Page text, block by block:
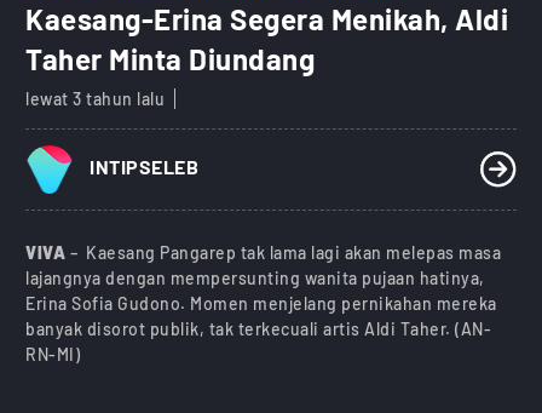
Kaesang-Erina Segera Menikah, Aldi
Taher Minta Diundang
lewat 3 tahun lalu
INTIPSELEB
VIVA – Kaesang Pangarep tak lama lagi akan melepas masa
lajangnya dengan mempersunting wanita pujaan hatinya,
Erina Sofia Gudono. Momen menjelang pernikahan mereka
banyak disorot publik, tak terkecuali artis Aldi Taher. (AN-
RN-MI)